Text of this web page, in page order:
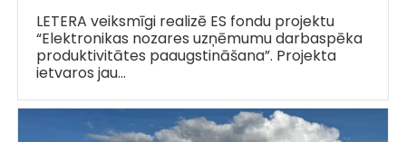
LETERA veiksmīgi realizē ES fondu projektu
“Elektronikas nozares uzņēmumu darbaspēka
produktivitātes paaugstināšana”. Projekta
ietvaros jau…